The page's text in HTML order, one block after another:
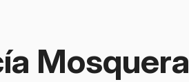
Mosquera